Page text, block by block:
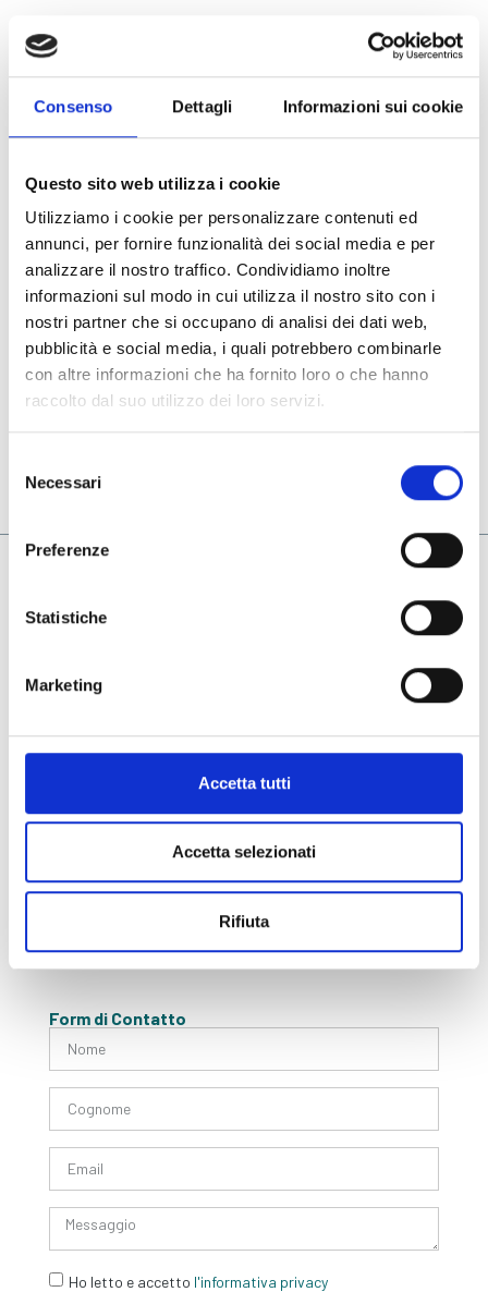
Consenso Dettagli Informazioni sui cookie
Questo sito web utilizza i cookie
Utilizziamo i cookie per personalizzare contenuti ed
annunci, per fornire funzionalità dei social media e per
analizzare il nostro traffico. Condividiamo inoltre
informazioni sul modo in cui utilizza il nostro sito con i
nostri partner che si occupano di analisi dei dati web,
pubblicità e social media, i quali potrebbero combinarle
con altre informazioni che ha fornito loro o che hanno
raccolto dal suo utilizzo dei loro servizi.
delNecessari
Preferenze
Statistiche
Marketing
Accetta tutti
Accetta selezionati
Rifiuta
Creation of a database and calibration function
able to supply a relation between permittivity
and permeability values and values for density,
moisture content and the presence of foreign
contaminants as the wood fibre varies;
antenna that is able to obtain band, directivity
and signal to noise ratio;
Design and construction of custom electronic
componentry for the front-end and antenna
control;
Design and validation of a “complete” gauging
system consisting of an appropriate array of
elementary measuring systems.
Il nostro Gruppo
Contatti
Privacy & Cookie Policy
Whistleblowing Policy
General Terms and Purchase
Form di Contatto
Ho letto e accetto l'informativa privacy